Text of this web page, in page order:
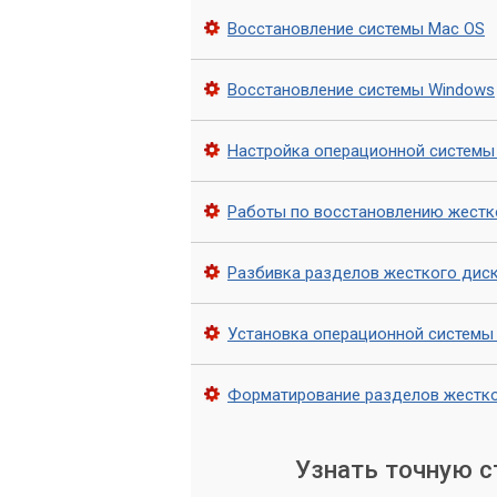
ряд преимуществ:
позволяет нам выполнять работы
Наши мастера имеют большой
последних технологий и методов
Мы предоставляем гарантию на
будет выполнена качественно, мы
Мы можем предоставить вам
Обращайтесь в сервис
Восстановление Windows - это
можете расслабиться и позволить
системы и данных. Свяжитесь с нами,
Восстановление системы Mac OS
Восстановление системы Windows
Настройка операционной
Работы по восстановлению
Разбивка разделов жесткого
Установка операционной
Форматирование разделов
Узнать точную